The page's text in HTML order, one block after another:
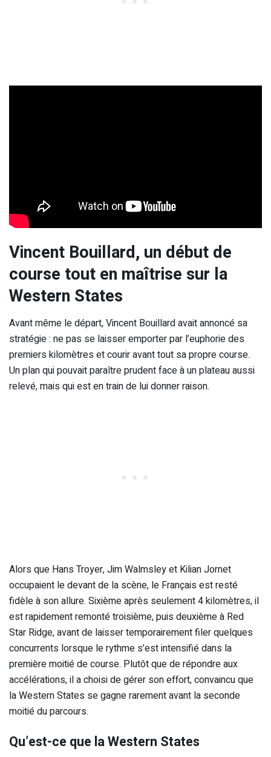
Vincent Bouillard, un début de
course tout en maîtrise sur la
Western States
Avant même le départ, Vincent Bouillard avait annoncé sa
stratégie : ne pas se laisser emporter par l’euphorie des
premiers kilomètres et courir avant tout sa propre course.
Un plan qui pouvait paraître prudent face à un plateau aussi
relevé, mais qui est en train de lui donner raison.
Alors que Hans Troyer, Jim Walmsley et Kilian Jornet
occupaient le devant de la scène, le Français est resté
fidèle à son allure. Sixième après seulement 4 kilomètres, il
est rapidement remonté troisième, puis deuxième à Red
Star Ridge, avant de laisser temporairement filer quelques
concurrents lorsque le rythme s’est intensifié dans la
première moitié de course. Plutôt que de répondre aux
accélérations, il a choisi de gérer son effort, convaincu que
la Western States se gagne rarement avant la seconde
moitié du parcours.
Qu’est-ce que la Western States